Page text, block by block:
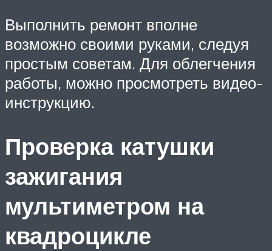
Выполнить ремонт вполне
возможно своими руками, следуя
простым советам. Для облегчения
работы, можно просмотреть видео-
инструкцию.
Проверка катушки
зажигания
мультиметром на
квадроцикле